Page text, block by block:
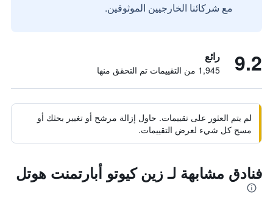
مع شركائنا الخارجيين الموثوقين.
9.2 رائع
1,945 من التقييمات تم التحقق منها
لم يتم العثور على تقييمات. حاول إزالة مرشح أو تغيير بحثك أو
مسح كل شيء لعرض التقييمات.
فنادق مشابهة لـ زين كيوتو أبارتمنت هوتل